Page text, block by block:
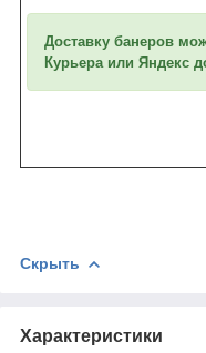
Доставку банеров
Курьера или Яндекс
Скрыть
Характеристики